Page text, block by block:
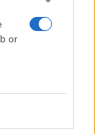
or
τελικές
ή